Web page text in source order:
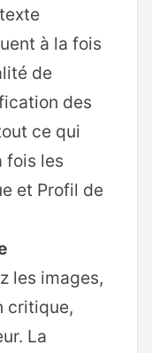
à la fois
de
des
ce qui
fois les
et Profil de
les images,
critique,
La